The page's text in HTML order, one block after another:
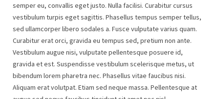
semper eu, convallis eget justo. Nulla facilisi. Curabitur cursus
vestibulum turpis eget sagittis. Phasellus tempus semper tellus,
sed ullamcorper libero sodales a. Fusce vulputate varius quam.
Curabitur erat orci, gravida eu tempus sed, pretium non ante.
Vestibulum augue nisi, vulputate pellentesque posuere id,
gravida et est. Suspendisse vestibulum scelerisque metus, ut
bibendum lorem pharetra nec. Phasellus vitae faucibus nisi.
Aliquam erat volutpat. Etiam sed neque massa. Pellentesque at